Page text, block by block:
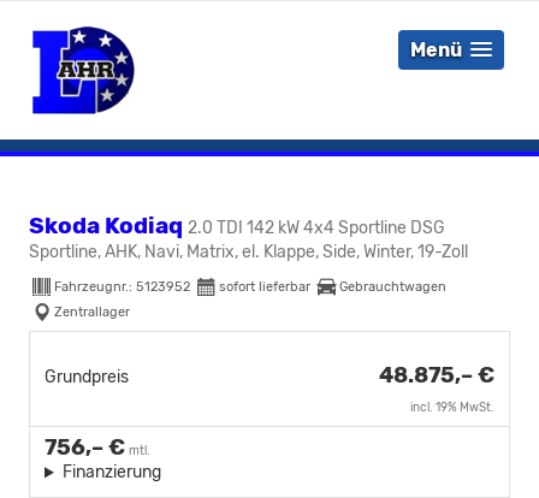
Menü
Skoda Kodiaq 2.0 TDI 142 kW 4x4 Sportline DSG
Sportline, AHK, Navi, Matrix, el. Klappe, Side, Winter, 19-Zoll
Fahrzeugnr.: 5123952 sofort lieferbar
Gebrauchtwagen
Zentrallager
Grundpreis 48.875,– €
incl. 19% MwSt.
756,– € mtl.
Finanzierung